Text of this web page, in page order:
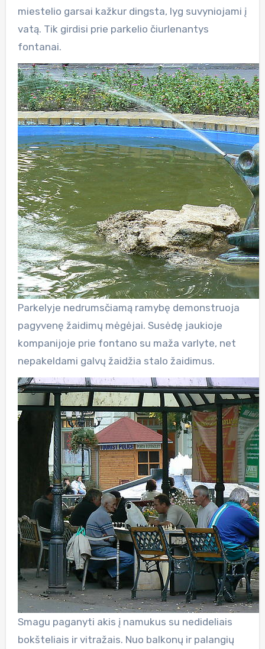
miestelio garsai kažkur dingsta, lyg suvyniojami į
vatą. Tik girdisi prie parkelio čiurlenantys
fontanai.
Parkelyje nedrumsčiamą ramybę demonstruoja
pagyvenę žaidimų mėgėjai. Susėdę jaukioje
kompanijoje prie fontano su maža varlyte, net
nepakeldami galvų žaidžia stalo žaidimus.
Smagu paganyti akis į namukus su nedideliais
bokšteliais ir vitražais. Nuo balkonų ir palangių